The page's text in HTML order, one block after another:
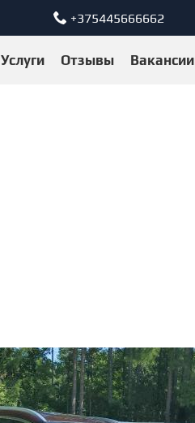
+375445666662
Услуги Отзывы Вакансии